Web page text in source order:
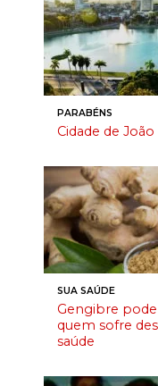
PARABÉNS
Cidade de
SUA SAÚDE
Gengibre pode
quem sofre
saúde